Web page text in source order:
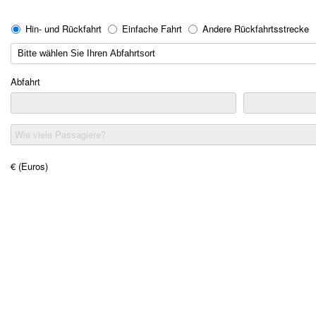
Hin- und Rückfahrt Einfache Fahrt Andere Rückfahrtsstrecke
Abfahrt
Wie viele Passagiere?
€ (Euros)